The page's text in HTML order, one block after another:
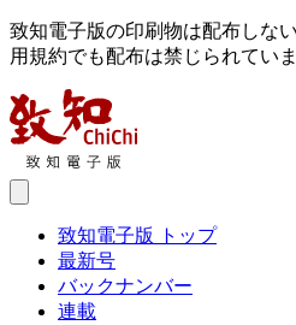
致知電子版の印刷物は配布しな
用規約でも配布は禁じられていま
致知電子版 トップ
最新号
バックナンバー
連載